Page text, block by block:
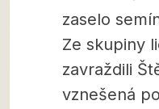
zaselo
Ze skupiny
zavraždili
vznešená